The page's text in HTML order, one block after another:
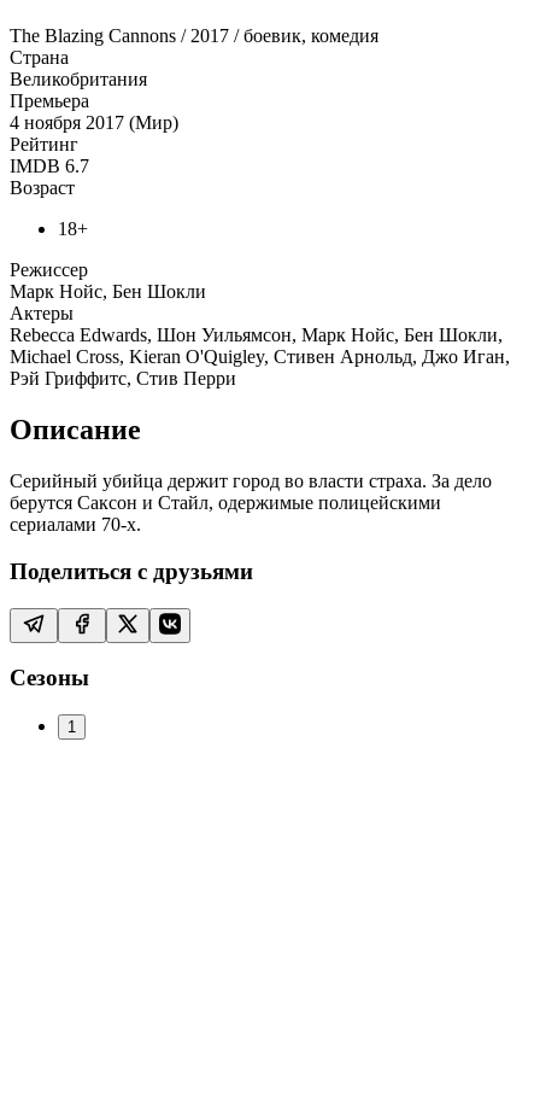
The Blazing Cannons / 2017 / боевик, комедия
Страна
Великобритания
Премьера
4 ноября 2017 (Мир)
Рейтинг
IMDB 6.7
Возраст
18+
Режиссер
Марк Нойс, Бен Шокли
Актеры
Rebecca Edwards, Шон Уильямсон, Марк Нойс, Бен Шокли,
Michael Cross, Kieran O'Quigley, Стивен Арнольд, Джо Иган,
Рэй Гриффитс, Стив Перри
Описание
Серийный убийца держит город во власти страха. За дело
берутся Саксон и Стайл, одержимые полицейскими
сериалами 70-х.
Поделиться с друзьями
Сезоны
1